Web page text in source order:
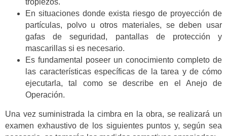
En situaciones donde exista riesgo de proyección de
partículas, polvo u otros materiales, se deben usar
gafas de seguridad, pantallas de protección y
mascarillas si es necesario.
Es fundamental poseer un conocimiento completo de
las características específicas de la tarea y de cómo
ejecutarla, tal como se describe en el
Anejo de
Operación.
Una vez suministrada la cimbra en la obra, se realizará un
examen exhaustivode los siguientes puntos y, según sea